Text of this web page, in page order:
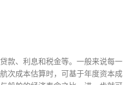
款、利息和税金等。一般来说每一
次成本估算时，可基于年度资本成